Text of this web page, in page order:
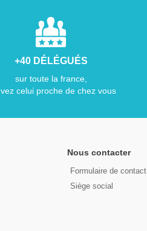
+40 DÉLÉGUÉS
sur toute la france,
celui proche de chez vous
Nous contacter
Formulaire de contact
Siège social